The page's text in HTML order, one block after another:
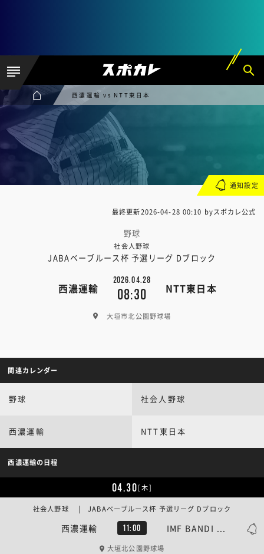
西濃運輸 vs NTT東日本
最終更新2026-04-28 00:10 byスポカレ公式
野球
社会人野球
JABAベーブルース杯 予選リーグ Dブロック
西濃運輸
2026.04.28
08:30 NTT東日本
大垣市北公園野球場
通知設定
関連カレンダー
野球 社会人野球
西濃運輸 NTT東日本
西濃運輸の日程
04.30[木]
西濃運輸 11:00 IMF BANDI ...
社会人野球 | JABAベーブルース杯 予選リーグ Dブロック
大垣北公園野球場